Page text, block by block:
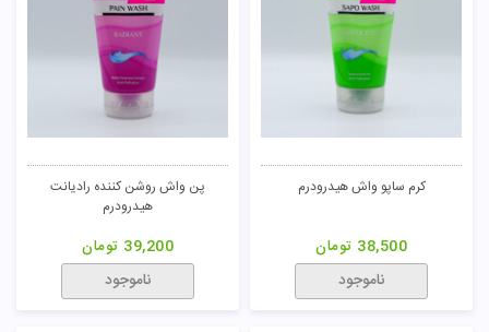
کرم ساپو واش هیدرودرم
38,500 تومان
ناموجود
پن واش روشن کننده رادیانت
هیدرودرم
39,200 تومان
ناموجود